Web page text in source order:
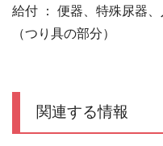
給付 ： 便器、特殊尿器
（つり具の部分）
関連する情報